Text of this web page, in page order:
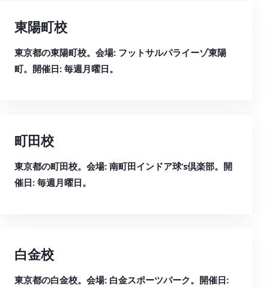
東陽町校
東京都の東陽町校。会場: フットサルパライーゾ東陽
町。開催日: 毎週月曜日。
町田校
東京都の町田校。会場: 南町田インドア球’s倶楽部。開
催日: 毎週月曜日。
白金校
東京都の白金校。会場: 白金スポーツパーク。開催日: